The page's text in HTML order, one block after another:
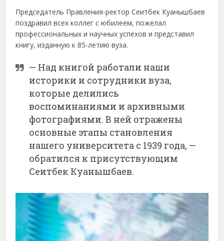
Председатель Правления-ректор Сеитбек Куанышбаев
поздравил всех коллег с юбилеем, пожелал
профессиональных и научных успехов и представил
книгу, изданную к 85-летию вуза.
— Над книгой работали наши
историки и сотрудники вуза,
которые делились
воспоминаниями и архивными
фотографиями. В ней отражены
основные этапы становления
нашего университета с 1939 года, —
обратился к присутствующим
Сеитбек Куанышбаев.